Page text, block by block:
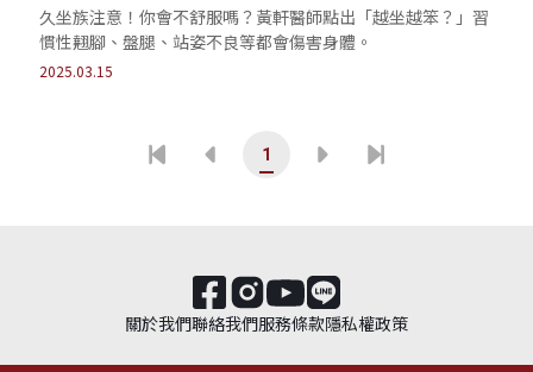
久坐族注意！你會不舒服嗎？黃軒醫師點出「越坐越笨？」習
慣性翹腳、盤腿、站姿不良等都會傷害身體。
2025.03.15
1
關於我們聯絡我們服務條款隱私權政策